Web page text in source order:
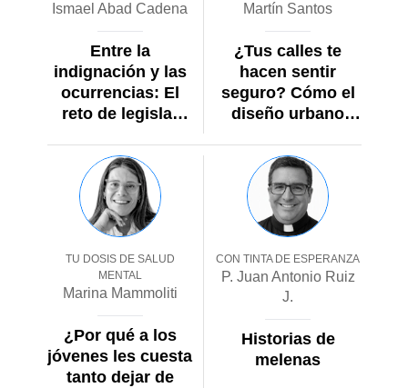
Ismael Abad Cadena
Entre la
indignación y las
ocurrencias: El
reto de legislar
bienestar animal
tras el caso Rocky
Martín Santos
¿Tus calles te
hacen sentir
seguro? Cómo el
diseño urbano
el delito
TU DOSIS DE SALUD
MENTAL
Marina Mammoliti
¿Por qué a los
jóvenes les cuesta
tanto dejar de
CON TINTA DE ESPERANZA
P. Juan Antonio Ruiz
J.
Historias de
melenas